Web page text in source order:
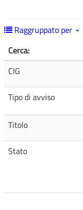
Raggruppato per
Cerca:
CIG
Tipo di avviso
Titolo
Stato